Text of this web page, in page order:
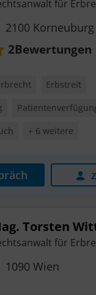
für
2100 Korneuburg
2Bewertungen
Erbstreit
+ 6 weitere
Torsten
für
1090 Wien